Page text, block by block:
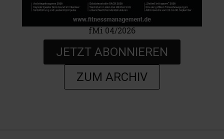
fMi 04/2026
JETZT ABONNIEREN
ZUM ARCHIV